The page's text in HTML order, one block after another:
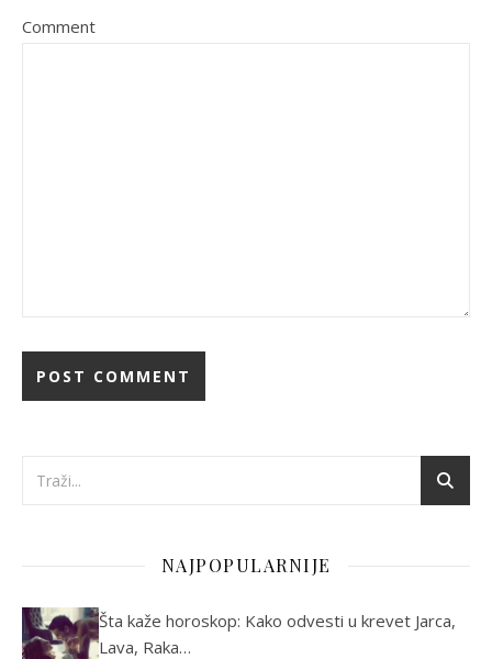
Comment
NAJPOPULARNIJE
Šta kaže horoskop: Kako odvesti u krevet Jarca,
Lava, Raka…